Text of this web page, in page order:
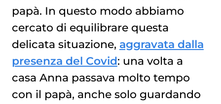
papà. In questo modo abbiamo
cercato di equilibrare questa
delicata situazione, aggravata dalla
presenza del Covid: una volta a
casa Anna passava molto tempo
con il papà, anche solo guardando